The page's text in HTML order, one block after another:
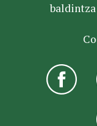
baldintza